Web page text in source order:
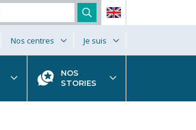
Nos centres Je suis
NOS
STORIES